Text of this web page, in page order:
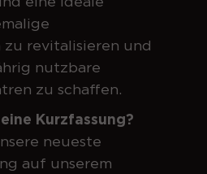
revitalisieren und
nutzbare
zu schaffen.
Kurzfassung?
neueste
auf unserem